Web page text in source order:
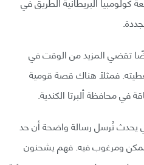
أيضًا تقضي المزيد من الوقت في
فمثلًا هناك قصة قومية
في محافظة ألبرتا الكندية.
يحدث تُرسل رسالة واضحة أن حد
مُمكن ومرغوب فيه. فهم يشحنون